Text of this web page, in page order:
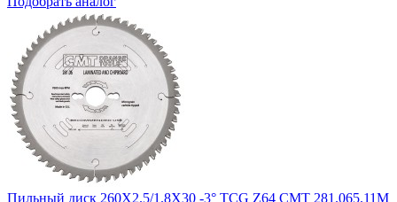
Пильный диск 260X2.5/1.8X30 -3° TCG Z64 CMT 281.065.11M